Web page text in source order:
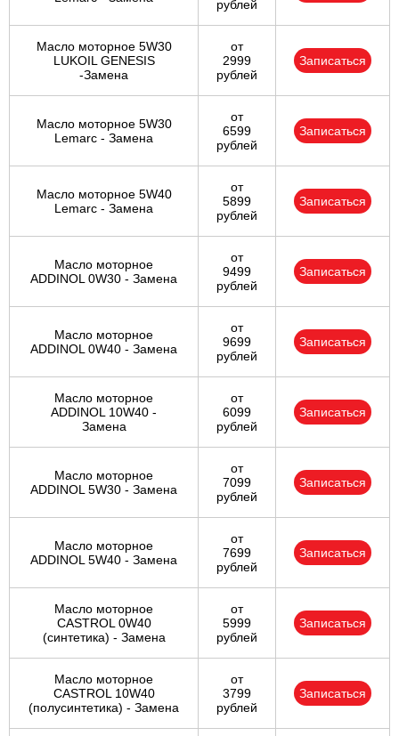
рублей
Масло моторное 5W30
LUKOIL GENESIS
-Замена
от
2999
рублей
Записаться
Масло моторное 5W30
Lemarc - Замена
от
6599
рублей
Записаться
Масло моторное 5W40
Lemarc - Замена
от
5899
рублей
Записаться
Масло моторное
ADDINOL 0W30 - Замена
от
9499
рублей
Записаться
Масло моторное
ADDINOL 0W40 - Замена
от
9699
рублей
Записаться
Масло моторное
ADDINOL 10W40 -
Замена
от
6099
рублей
Записаться
Масло моторное
ADDINOL 5W30 - Замена
от
7099
рублей
Записаться
Масло моторное
ADDINOL 5W40 - Замена
от
7699
рублей
Записаться
Масло моторное
CASTROL 0W40
(синтетика) - Замена
от
5999
рублей
Записаться
Масло моторное
CASTROL 10W40
(полусинтетика) - Замена
от
3799
рублей
Записаться